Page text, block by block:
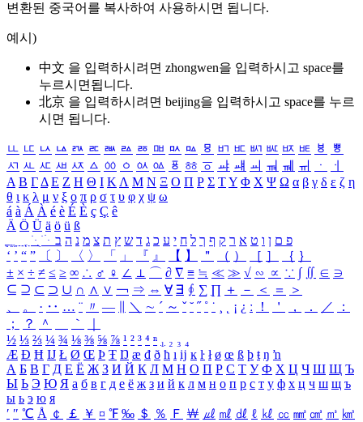
변환된 중국어를 복사하여 사용하시면 됩니다.
예시)
中文 을 입력하시려면 zhongwen을 입력하시고 space를
누르시면됩니다.
北京 을 입력하시려면 beijing을 입력하시고 space를 누르
시면 됩니다.
ㅥ ㅦ ㅧ ㅨ ㅩ ㅪ ㅫ ㅬ ㅭ ㅮ ㅯ ㅰ ㅱ ㅲ ㅳ ㅴ ㅵ ㅶ ㅷ ㅸ
ㅹ
ㅺ ㅻ ㅼ ㅽ ㅾ ㅿ ㆀ ㆁ ㆂ ㆃ ㆄ ㆅ ㆆ ㆇ ㆈ ㆉ ㆊ ㆋ ㆌ ㆍ
ㆎ
Α Β ΓΔ Ε Ζ Η Θ Ι ΚΛ Μ Ν Ξ Ο Π Ρ Σ ΤΥ Φ Χ Ψ Ω α β γ δ ε ζ η
θ ι κ λ μ ν ξ ο π ρ σ τ υ φ χ ψ ω
á à Á À é è É È ç Ç ê
Ä Ö Ü ä ö ü ß
ִֶֹ ֻּ ׁׂ פ ם ן ו ט א ר ק ף ך ל ח י ע כ ג ד ש ץ ת צ מ נ ה ב
‘ ’ “ ” 〔 〕 〈 〉 「 」 『 』 【 】 ＂ （ ） ［ ］ ｛ ｝
± × ÷ ≠ ≤ ≥ ∞ ∴ ♂ ♀ ∠ ⊥ ⌒ ∂ ∇ ≡ ≒ ≪ ≫ √ ∽ ∝ ∵ ∫ ∬ ∈ ∋
⊆ ⊇ ⊂ ⊃ ∪ ∩ ∧ ∨ ￢ ⇒ ⇔ ∀ ∃ ∮ ∑ ∏ ＋ － ＜ ＝
＞
、
。 · ‥ … ¨ 〃 ― ＼ ∼ ´ ～ ˇ ˘ ˝ ˚ ˙ ¸ ¡ ¿ ː ！ ＇ ， ． ／
：
；
？ ＾ ｀
½ ⅓ ⅔ ¼ ¾ ⅛ ⅜ ⅝ ⅞ ¹ ² ³ ⁴ ⁿ ₁ ₂ ₃ ₄
Æ Ð Ħ Ĳ Ł Ø Œ Þ Ŧ Ŋ æ đ ð ħ ı ĳ ĸ ŀ ł ø œ ß þ ŧ ŋ ŉ
А Б В Г Д Е Ё Ж З И Й К Л М Н О П Р С Т У Ф Х Ц Ч Ш Щ Ъ
Ы Ь Э Ю Я а б в г д е ё ж з и й к л м н о п р с т у ф х ц ч ш щ ъ
ы ь э ю я
′ ″ ℃ Å ￠ ￡ ￥ ¤ ℉ ‰ ＄ ％ Ｆ ￦ ㎕ ㎖ ㎗ ℓ ㎘ ㏄ ㎣ ㎤ ㎥ ㎦